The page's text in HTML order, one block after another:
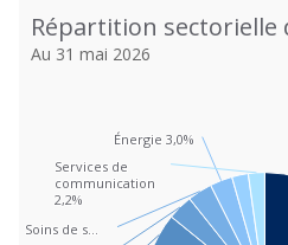
Répartition sectorielle
Pie chart with 12 slices.
Répartition sectorielle
Au 31 mai 2026
Soins de s…
Soins de s…
Énergie 3,0%
Énergie 3,0%
Services de
communication
2,2%
Services de
communication
2,2%